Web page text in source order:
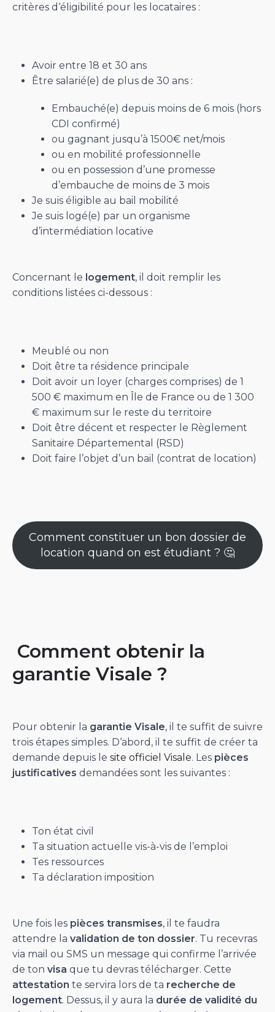
critères d‘éligibilité pour les locataires :
Avoir entre 18 et 30 ans
Être salarié(e) de plus de 30 ans :
Embauché(e) depuis moins de 6 mois (hors
CDI confirmé)
ou gagnant jusqu’à 1500€ net/mois
ou en mobilité professionnelle
ou en possession d’une promesse
d’embauche de moins de 3 mois
Je suis éligible au bail mobilité
Je suis logé(e) par un organisme
d’intermédiation locative
Concernant le logement, il doit remplir les
conditions listées ci-dessous :
Meublé ou non
Doit être ta résidence principale
Doit avoir un loyer (charges comprises) de 1
500 € maximum en Île de France ou de 1 300
€ maximum sur le reste du territoire
Doit être décent et respecter le Règlement
Sanitaire Départemental (RSD)
Doit faire l’objet d’un bail (contrat de location)
Comment constituer un bon dossier de
location quand on est étudiant ? 🤔
Comment obtenir la
garantie Visale ?
Pour obtenir la garantie Visale, il te suffit de suivre
trois étapes simples. D‘abord, il te suffit de créer ta
demande depuis le site officiel Visale. Les pièces
justificatives demandées sont les suivantes :
Ton état civil
Ta situation actuelle vis-à-vis de l’emploi
Tes ressources
Ta déclaration imposition
Une fois les pièces transmises, il te faudra
attendre la validation de ton dossier. Tu recevras
via mail ou SMS un message qui confirme l’arrivée
de ton visa que tu devras télécharger. Cette
attestation te servira lors de ta recherche de
logement. Dessus, il y aura la durée de validité du